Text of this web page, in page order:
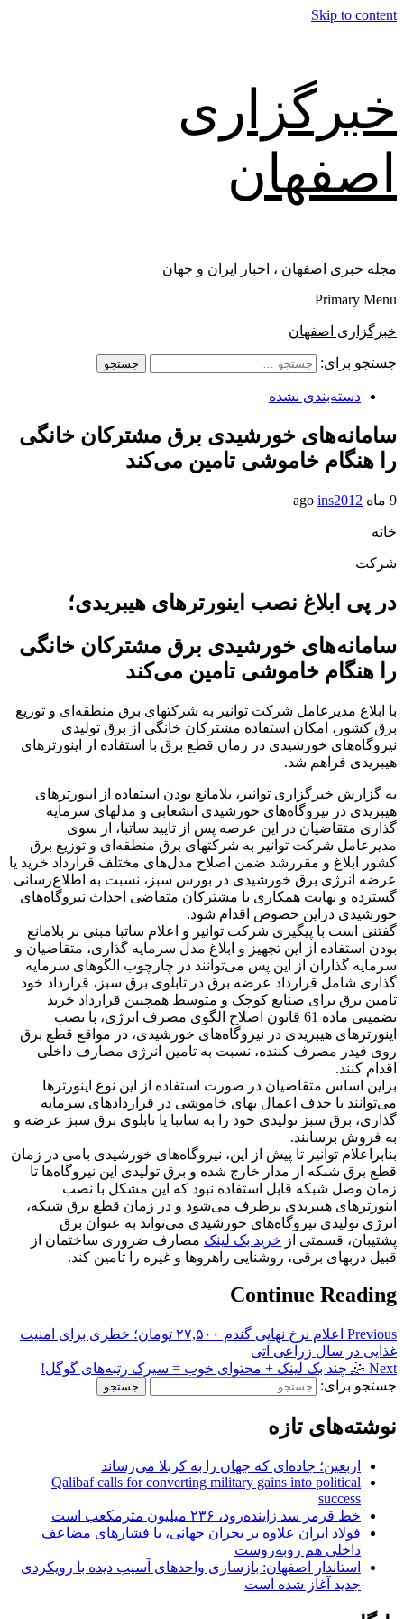
Skip to content
خبرگزاری
اصفهان
مجله خبری اصفهان ، اخبار ایران و جهان
Primary Menu
خبرگزاری اصفهان
جستجو برای:
دسته‌بندی نشده
سامانه‌های خورشیدی برق مشترکان خانگی
را هنگام خاموشی تامین می‌کند
9 ماه ago ins2012
خانه
شرکت
در پی ابلاغ نصب اینورترهای هیبریدی؛
سامانه‌های خورشیدی برق مشترکان خانگی
را هنگام خاموشی تامین می‌کند
با ابلاغ مدیرعامل شرکت توانیر به شرکتهای برق منطقه‌ای و توزیع
برق کشور، امکان استفاده مشترکان خانگی از برق تولیدی
نیروگاه‌های خورشیدی در زمان قطع برق با استفاده از اینورترهای
هیبریدی فراهم شد.
به گزارش خبرگزاری توانیر، بلامانع بودن استفاده از اینورترهای
هیبریدی در نیروگاه‌های خورشیدی انشعابی و مدلهای سرمایه
گذاری متقاضیان در این عرصه پس از تایید ساتبا، از سوی
مدیرعامل شرکت توانیر به شرکتهای برق منطقه‌ای و توزیع برق
کشور ابلاغ و مقررشد ضمن اصلاح مدل‌های مختلف قرارداد خرید یا
عرضه انرژی برق خورشیدی در بورس سبز، نسبت به اطلاع‌رسانی
گسترده و نهایت همکاری با مشترکان متقاضی احداث نیروگاه‌های
خورشیدی دراین خصوص اقدام شود.
گفتنی است با پیگیری شرکت توانیر و اعلام ساتبا مبنی بر بلامانع
بودن استفاده از این تجهیز و ابلاغ مدل سرمایه گذاری، متقاضیان و
سرمایه گذاران از این پس می‌توانند در چارچوب الگوهای سرمایه
گذاری شامل قرارداد عرضه برق در تابلوی برق سبز، قرارداد خود
تامین برق برای صنایع کوچک و متوسط همچنین قرارداد خرید
تضمینی ماده 61 قانون اصلاح الگوی مصرف انرژی، با نصب
اینورترهای هیبریدی در نیروگاه‌های خورشیدی، در مواقع قطع برق
روی فیدر مصرف کننده، نسبت به تامین انرژی مصارف داخلی
اقدام کنند.
براین اساس متقاضیان در صورت استفاده از این نوع اینورترها
می‌توانند با حذف اعمال بهای خاموشی در قراردادهای سرمایه
گذاری، برق سبز تولیدی خود را به ساتبا یا تابلوی برق سبز عرضه و
به فروش برسانند.
بنابراعلام توانیر تا پیش از این، نیروگاه‌های خورشیدی بامی در زمان
قطع برق شبکه از مدار خارج شده و برق تولیدی این نیروگاه‌ها تا
زمان وصل شبکه قابل استفاده نبود که این مشکل با نصب
اینورترهای هیبریدی برطرف می‌شود و در زمان قطع برق شبکه،
انرژی تولیدی نیروگاه‌های خورشیدی می‌تواند به عنوان برق
پشتیبان، قسمتی از خرید بک لینک مصارف ضروری ساختمان از
قبیل دربهای برقی، روشنایی راهروها و غیره را تامین کند.
Continue Reading
Previous
اعلام نرخ نهایی گندم ۲۷,۵۰۰ تومان؛ خطری برای امنیت
غذایی در سال زراعی آتی
Next 🤹 چند بک لینک + محتوای خوب = سیرک رتبه‌های گوگل!
جستجو برای:
نوشته‌های تازه
اربعین؛ جاده‌ای که جهان را به کربلا می‌رساند
Qalibaf calls for converting military gains into political
success
خط قرمز سد زاینده‌رود، ۲۳۶ میلیون مترمکعب است
فولاد ایران علاوه بر بحران جهانی، با فشارهای مضاعف
داخلی هم روبه‌روست
استاندار اصفهان: بازسازی واحدهای آسیب دیده با رویکردی
جدید آغاز شده است